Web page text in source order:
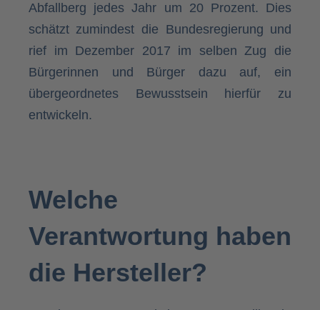
Abfallberg jedes Jahr um 20 Prozent. Dies
schätzt zumindest die Bundesregierung und
rief im Dezember 2017 im selben Zug die
Bürgerinnen und Bürger dazu auf, ein
übergeordnetes Bewusstsein hierfür zu
entwickeln.
Welche
Verantwortung haben
die Hersteller?